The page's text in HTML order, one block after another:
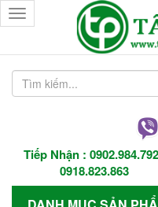
Tiếp Nhận : 0902.984.792
0918.823.863
Toggle
navigation